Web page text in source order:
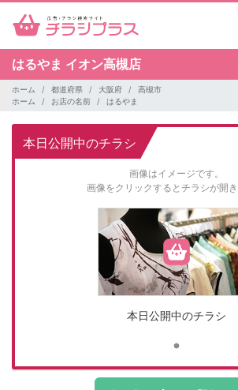
はるやま イオン高槻店
ホーム 都道府県 大阪府
高槻市
ホーム
お店の名前 はるやま
本日公開中のチラシ
画像はイメージです。
画像をクリックするとチラシが開き
本日公開中のチラシ